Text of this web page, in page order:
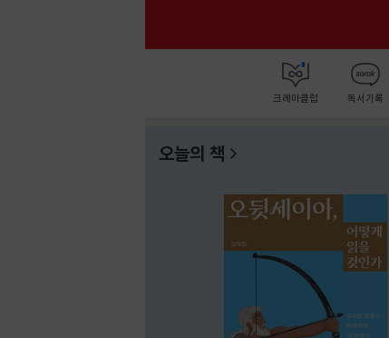
크레마클럽 독서기록
오늘의 책